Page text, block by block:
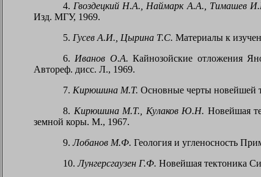
4. Гвоздецкий Н.А., Наймарк А.А., Тимашев
Изд. МГУ, 1969.
5. Гусев А.И., Цырина Т.С. Материалы к
6. Иванов О.А. Кайнозойские отложения
Автореф. дисс. Л., 1969.
7. Кирюшина М.Т. Основные черты новейшей
8. Кирюшина М.Т., Кулаков Ю.Н. Новейшая
земной коры. М., 1967.
9.Лобанов М.Ф. Геология и угленосность
10.Лунгерсгаузен Г.Ф. Новейшая тектоника